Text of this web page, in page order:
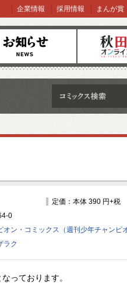
オンラインシ
企業情報 採用情報 まんが賞
定価：本体 390 円+税
0
オン・コミックス（週刊少年チャンピ
ラク
っております。